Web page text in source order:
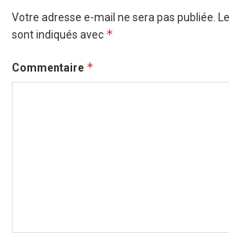
Votre adresse e-mail ne sera pas publiée.
sont indiqués avec *
Commentaire *